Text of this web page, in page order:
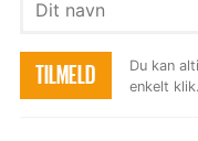
TILMELD
Du kan
enkelt klik.